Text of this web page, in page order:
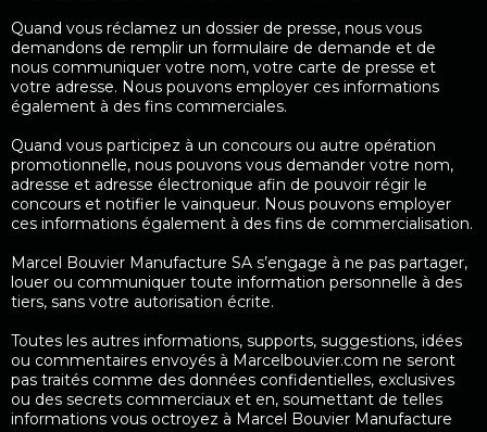
Quand vous réclamez un dossier de presse, nous vous
demandons de remplir un formulaire de demande et de
nous communiquer votre nom, votre carte de presse et
votre adresse. Nous pouvons employer ces informations
également à des fins commerciales.
Quand vous participez à un concours ou autre opération
promotionnelle, nous pouvons vous demander votre nom,
adresse et adresse électronique afin de pouvoir régir le
concours et notifier le vainqueur. Nous pouvons employer
ces informations également à des fins de commercialisation.
Marcel Bouvier Manufacture SA s’engage à ne pas partager,
louer ou communiquer toute information personnelle à des
tiers, sans votre autorisation écrite.
Toutes les autres informations, supports, suggestions, idées
ou commentaires envoyés à Marcelbouvier.com ne seront
pas traités comme des données confidentielles, exclusives
ou des secrets commerciaux et en, soumettant de telles
informations vous octroyez à Marcel Bouvier Manufacture